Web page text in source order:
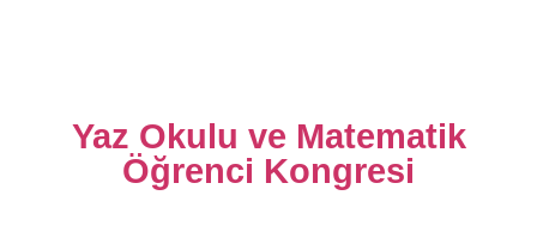
Yaz Okulu ve Matematik
Öğrenci Kongresi